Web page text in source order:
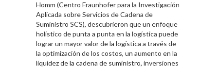
Homm (Centro Fraunhofer para la Investigación
Aplicada sobre Servicios de Cadena de
Suministro SCS), descubrieron que un enfoque
holístico de punta a punta en la logística puede
lograr un mayor valor de la logística a través de
la optimización de los costos, un aumento en la
liquidez de la cadena de suministro, inversiones